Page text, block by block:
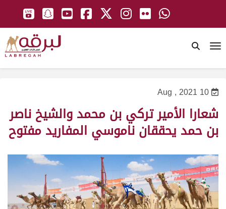
10 Aug , 2021
شعارا الأمير تركي بن محمد والشيخ ناصر
بن حمد يحققان ناموسي المفاريد مفتوح